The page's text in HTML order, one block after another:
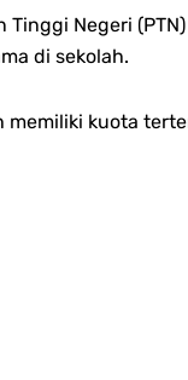
Tinggi Negeri
di sekolah.
memiliki kuota